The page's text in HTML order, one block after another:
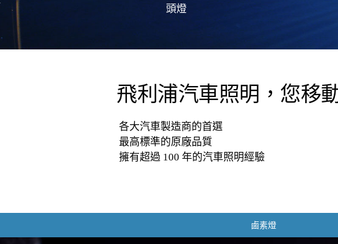
頭燈
飛利浦汽車照明，您移
各大汽車製造商的首選
最高標準的原廠品質
擁有超過 100 年的汽車照明經驗
鹵素燈